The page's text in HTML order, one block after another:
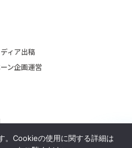
ィア出稿
ン企画運営
。Cookieの使用に関する詳細は